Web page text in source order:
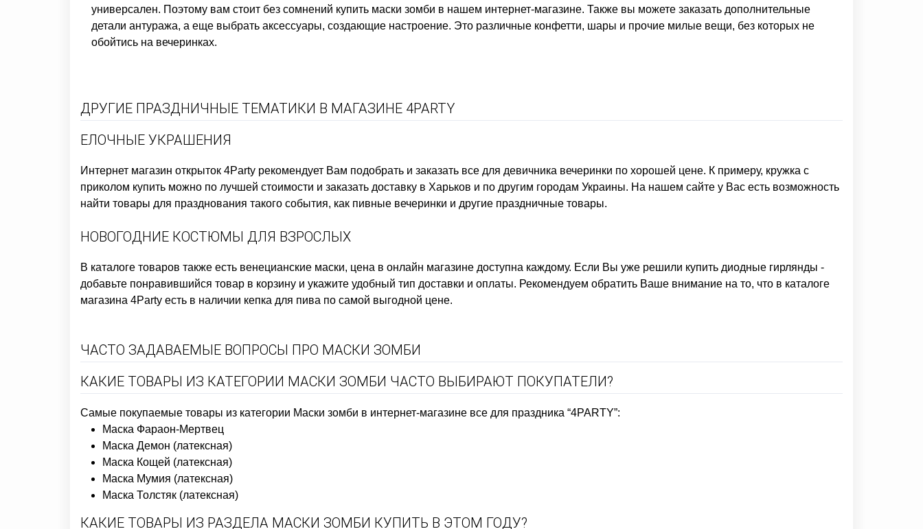
универсален. Поэтому вам стоит без сомнений купить маски зомби в нашем интернет-магазине. Также вы можете заказать дополнительные
детали антуража, а еще выбрать аксессуары, создающие настроение. Это различные конфетти, шары и прочие милые вещи, без которых не
обойтись на вечеринках.
ДРУГИЕ ПРАЗДНИЧНЫЕ ТЕМАТИКИ В МАГАЗИНЕ 4PARTY
ЕЛОЧНЫЕ УКРАШЕНИЯ
Интернет магазин открыток 4Party рекомендует Вам подобрать и заказать все для девичника вечеринки по хорошей цене. К примеру, кружка с
приколом купить можно по лучшей стоимости и заказать доставку в Харьков и по другим городам Украины. На нашем сайте у Вас есть возможность
найти товары для празднования такого события, как пивные вечеринки и другие праздничные товары.
НОВОГОДНИЕ КОСТЮМЫ ДЛЯ ВЗРОСЛЫХ
В каталоге товаров также есть венецианские маски, цена в онлайн магазине доступна каждому. Если Вы уже решили купить диодные гирлянды -
добавьте понравившийся товар в корзину и укажите удобный тип доставки и оплаты. Рекомендуем обратить Ваше внимание на то, что в каталоге
магазина 4Party есть в наличии кепка для пива по самой выгодной цене.
ЧАСТО ЗАДАВАЕМЫЕ ВОПРОСЫ ПРО МАСКИ ЗОМБИ
КАКИЕ ТОВАРЫ ИЗ КАТЕГОРИИ МАСКИ ЗОМБИ ЧАСТО ВЫБИРАЮТ ПОКУПАТЕЛИ?
Самые покупаемые товары из категории Маски зомби в интернет-магазине все для праздника “4PARTY”:
Маска Фараон-Мертвец
Маска Демон (латексная)
Маска Кощей (латексная)
Маска Мумия (латексная)
Маска Толстяк (латексная)
КАКИЕ ТОВАРЫ ИЗ РАЗДЕЛА МАСКИ ЗОМБИ КУПИТЬ В ЭТОМ ГОДУ?